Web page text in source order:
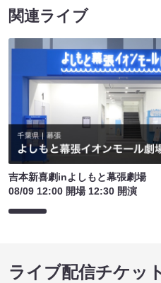
関連ライブ
吉本新喜劇inよしもと幕張劇場
08/09 12:00 開場 12:30 開演
ライブ配信チケッ